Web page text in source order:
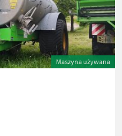
Maszyna używana